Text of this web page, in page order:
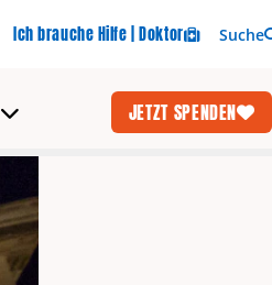
Ich brauche Hilfe | Doktor Suche
JETZT SPENDEN